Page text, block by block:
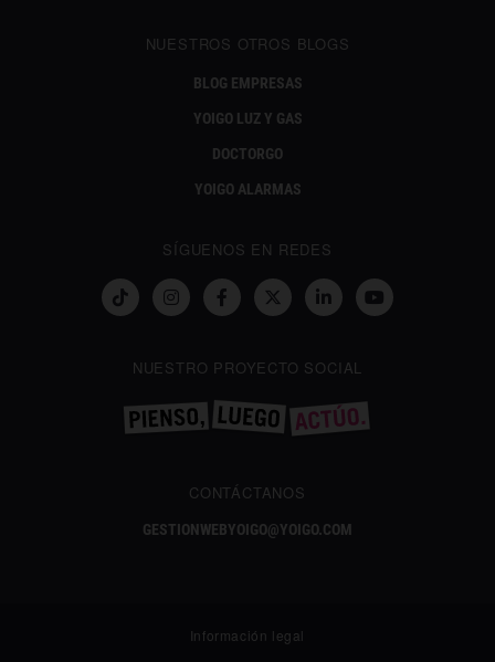
NUESTROS OTROS BLOGS
BLOG EMPRESAS
YOIGO LUZ Y GAS
DOCTORGO
YOIGO ALARMAS
SÍGUENOS EN REDES
NUESTRO PROYECTO SOCIAL
CONTÁCTANOS
GESTIONWEBYOIGO@YOIGO.COM
Información legal